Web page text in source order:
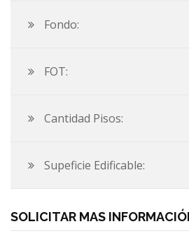
Fondo:
FOT:
Cantidad Pisos:
Supeficie Edificable:
SOLICITAR MAS